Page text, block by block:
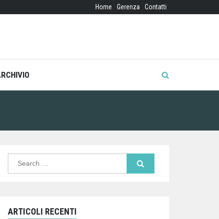
Home Gerenza Contatti
ARTICOLI RECENTI